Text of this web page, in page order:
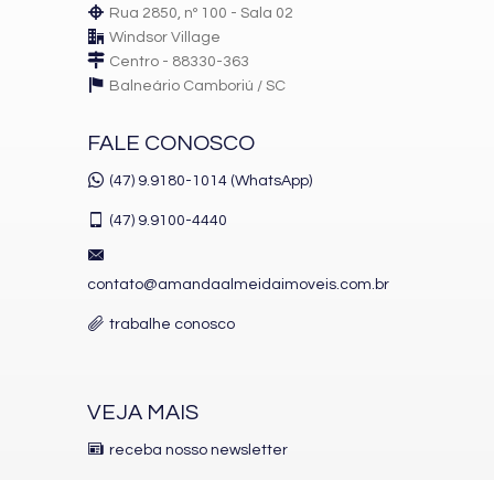
Rua 2850, nº 100 - Sala 02
Windsor Village
Centro - 88330-363
Balneário Camboriú / SC
FALE CONOSCO
(47) 9.9180-1014 (WhatsApp)
(47) 9.9100-4440
contato@amandaalmeidaimoveis.com.br
trabalhe conosco
VEJA MAIS
receba nosso newsletter